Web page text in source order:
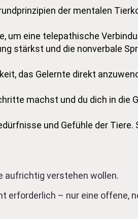
der mentalen
um eine telepathische
stärkst und die nonverbale
das Gelernte direkt
machst und du dich in die
und Gefühle der
aufrichtig verstehen wollen.
erforderlich – nur eine